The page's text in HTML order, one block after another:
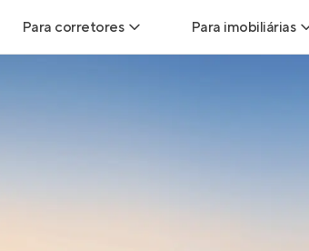
Para corretores Para imobiliárias